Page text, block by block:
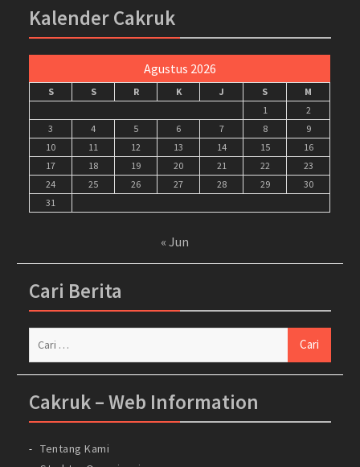
Kalender Cakruk
Agustus 2026
S S R K J S
M
1
2
3
4 5 6 7 8
9
10
11 12 13 14 15
16
17
18 19 20 21 22
23
24
25 26 27 28 29
30
31
« Jun
Cari Berita
Cakruk – Web Information
Tentang Kami